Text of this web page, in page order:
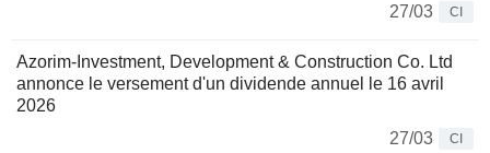
27/03
CI
Azorim-Investment, Development & Construction Co. Ltd
annonce le versement d'un dividende annuel le 16 avril
2026
27/03
CI